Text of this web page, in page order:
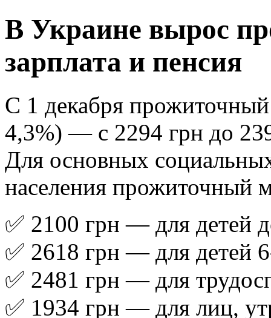
В Украине вырос
зарплата и пенсия
С 1 декабря
4,3%) — с 2294 грн до
Для основных
населения прожиточный
✅ 2100 грн — для детей
✅ 2618 грн — для детей
✅ 2481 грн — для
✅ 1934 грн — для лиц,